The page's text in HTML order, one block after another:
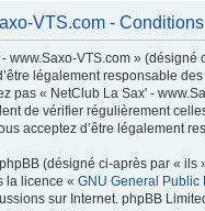
VTS.com - Conditions
www.Saxo-VTS.com »
légalement responsable
pas « NetClub La Sax' -
de vérifier régulièrement
acceptez d’être légalement
(désigné ci-après par «
la licence « GNU General Public
sur Internet. phpBB